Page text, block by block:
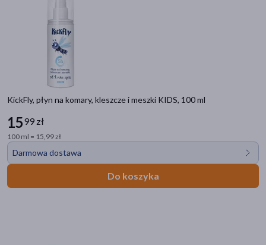
KickFly, płyn na komary, kleszcze i meszki KIDS, 100 ml
1599 zł
100 ml = 15,99 zł
Darmowa dostawa
Do koszyka